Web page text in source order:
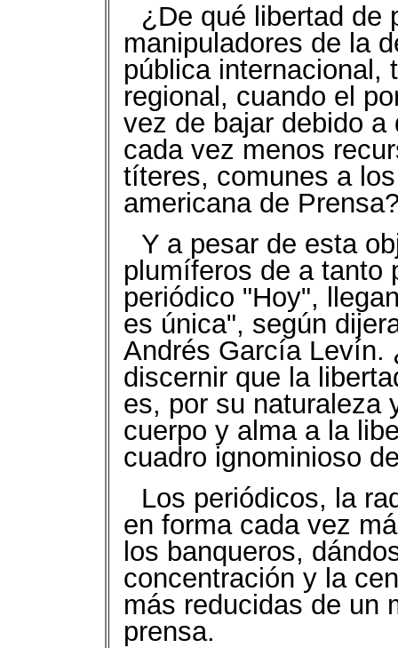
¿De qué libertad de
manipuladores de la
pública internacional,
regional, cuando el
vez de bajar debido
cada vez menos
títeres, comunes a
americana de
Y a pesar de esta
plumíferos de a tanto
periódico "Hoy",
es única", según
Andrés García Levín.
discernir que la
es, por su naturaleza
cuerpo y alma a la
cuadro ignominioso
Los periódicos, la
en forma cada vez
los banqueros,
concentración y la
más reducidas de un
prensa.